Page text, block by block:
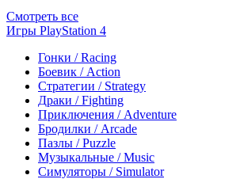
Смотреть все
Игры PlayStation 4
Гонки / Racing
Боевик / Action
Стратегии / Strategy
Драки / Fighting
Приключения / Adventure
Бродилки / Arcade
Пазлы / Puzzle
Музыкальные / Music
Симуляторы / Simulator